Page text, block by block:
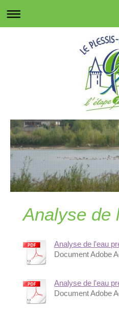
Analyse de
Analyse de l'eau
Document Adobe
Analyse de l'eau
Document Adobe